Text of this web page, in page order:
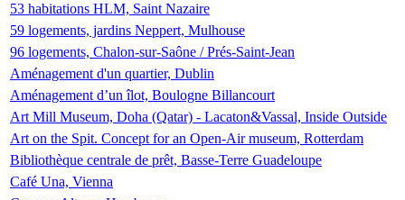
53 habitations HLM, Saint Nazaire
59 logements, jardins Neppert, Mulhouse
96 logements, Chalon-sur-Saône / Prés-Saint-Jean
Aménagement d'un quartier, Dublin
Aménagement d’un îlot, Boulogne Billancourt
Art Mill Museum, Doha (Qatar) - Lacaton&Vassal, Inside Outside
Art on the Spit. Concept for an Open-Air museum, Rotterdam
Bibliothèque centrale de prêt, Basse-Terre Guadeloupe
Café Una, Vienna